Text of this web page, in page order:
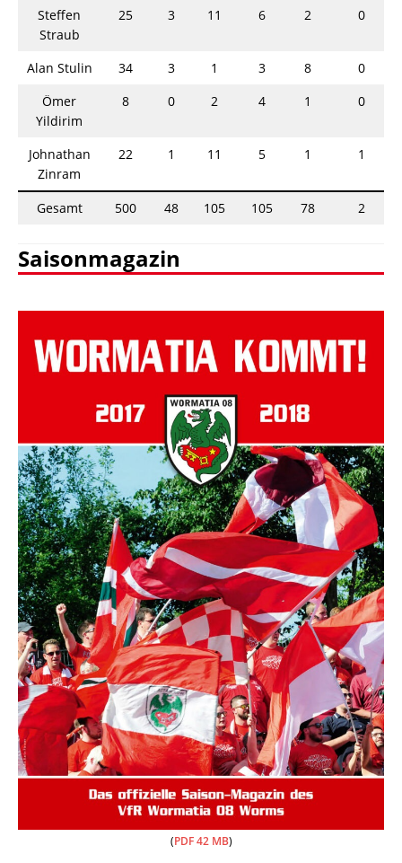
Steffen
Straub
25 3 11 6 2 0
Alan Stulin 34 3 1 3 8
0
Ömer
Yildirim
8 0 2 4 1 0
Johnathan
Zinram
22 1 11 5 1 1
Gesamt 500 48 105 105 78 2
Saisonmagazin
(PDF 42 MB)